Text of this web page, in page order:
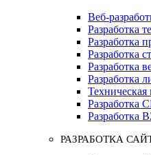
Веб-
Разработка
Разработка
Разработка
Разработка
Разработка
Техническая
Разработка
Разработка
РАЗРАБОТКА